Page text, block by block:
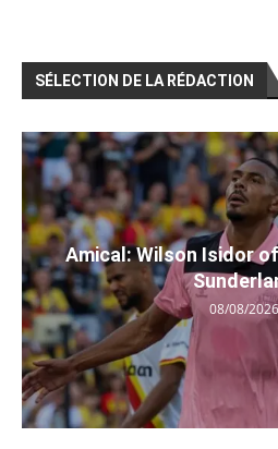
SÉLECTION DE LA RÉDACTION
Amical: Wilson Isidor
08/08/2026